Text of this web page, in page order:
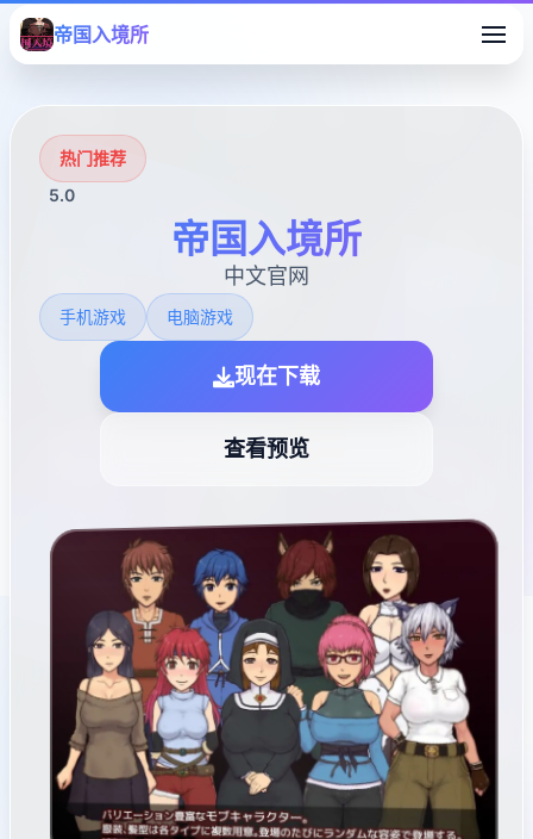
帝国入境所
热门推荐
5.0
帝国入境所
中文官网
手机游戏 电脑游戏
现在下载
查看预览